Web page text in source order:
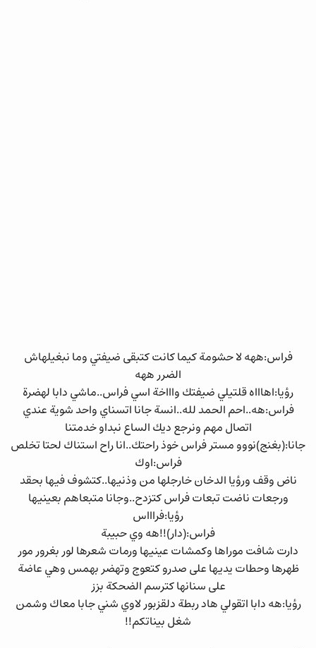
فراس:ههه لا حشومة كيما كانت كتبقى ضيفتي وما نبغيلهاش
الضرر ههه
رؤيا:اهاااه قلتيلي ضيفتك واااخة اسي فراس..ماشي دابا لهضرة
فراس:هه..احم الحمد لله..انسة جانا اتسناي واحد شوية عندي
اتصال مهم ونرجع ديك الساع نبداو خدمتنا
جانا:(بغنج)نووو مستر فراس خوذ راحتك..انا راح استناك لحتا تخلص
فراس:اوك
ناض وقف ورؤيا الدخان خارجلها من وذنيها..كتشوف فيها بحقد
ورجعات ناضت تبعات فراس كتزدح..وجانا متبعاهم بعينيها
رؤيا:فراااس
فراس:(دار)!!هه وي حبيبة
دارت شافت موراها وكمشات عينيها ورمات شعرها لور بغرور مور
ظهرها وحطات يديها على صدرو كتعوج وتهضر بهمس وهي عاضة
على سنانها كترسم الضحكة بزز
رؤيا:هه دابا اتقولي هاد ربطة دلقزبور لاوي شني جابا معاك وشمن
شغل بيناتكم!!